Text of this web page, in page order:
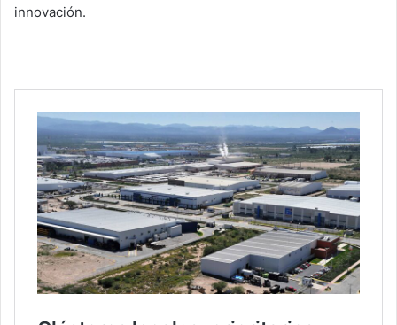
innovación.